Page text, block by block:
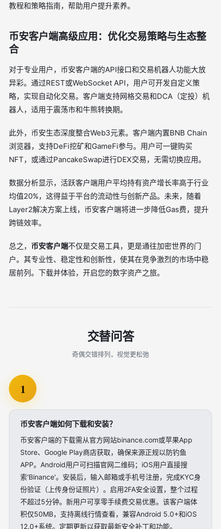
教程和策略指南，帮助用户提升素养。
币安客户端高级应用：优化交易策略与生态整
合
对于专业用户，币安客户端的API接口和交易机器人功能大放
异彩。通过REST或WebSocket API，用户可开发自定义策
略，实现自动化交易。客户端支持网格交易和DCA（定投）机
器人，适用于震荡市和牛熊转换期。
此外，币安生态深度整合Web3元素。客户端内置BNB Chain
浏览器，支持DeFi挖矿和GameFi参与。用户可一键购买
NFT，或通过PancakeSwap进行DEX交易，无需切换应用。
数据分析显示，活跃客户端用户平均持有资产增长率高于行业
均值20%，这得益于平台的流动性与创新产品。未来，随着
Layer2解决方案上线，币安客户端将进一步降低Gas费，提升
跨链效率。
总之， 币安客户端不仅是交易工具，更是通往加密世界的门
户。其专业性、稳定性和创新性，使其在竞争激烈的市场中稳
居前列。下载并体验，开启您的数字资产之旅。
交替问答
奇偶交错排列，视觉更松弛
1
币安客户端如何下载和安装？
币安客户端的下载需从官方网站binance.com或苹果App
Store、Google Play商店获取，确保来源正规以防钓鱼
APP。Android用户可扫描官网二维码；iOS用户直接搜
索'Binance'。安装后，输入邮箱或手机号注册，完成KYC身
份验证（上传身份证照片）。启用2FA安全设置，整个过程
不超过5分钟。新用户可享零手续费交易优惠。该客户端体
积仅50MB，支持离线行情查看，兼容Android 5.0+和iOS
12.0+系统。定期更新以获取最新安全补丁和功能。